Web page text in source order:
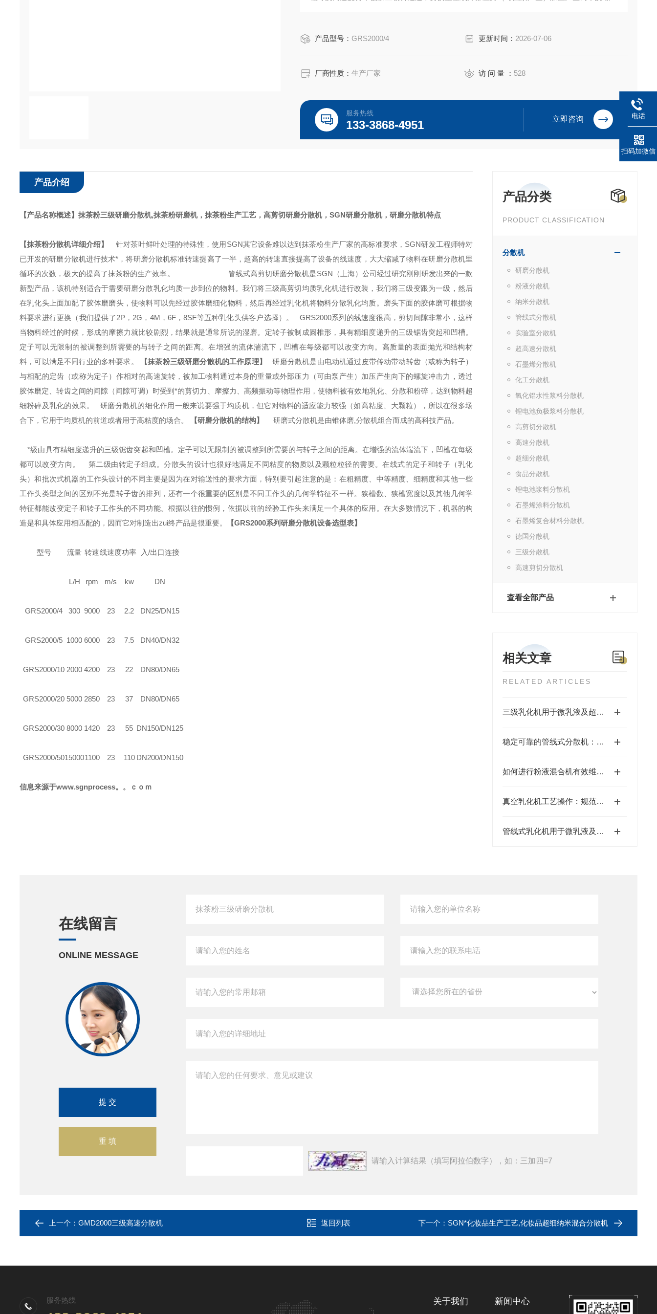
产品型号： GRS2000/4 更新时间： 2026-07-06
厂商性质：生产厂家 访 问 量 ： 528
服务热线
133-3868-4951 立即咨询
产品分类
PRODUCT CLASSIFICATION
分散机
研磨分散机
粉液分散机
纳米分散机
管线式分散机
实验室分散机
超高速分散机
石墨烯分散机
化工分散机
氧化铝水性浆料分散机
锂电池负极浆料分散机
高剪切分散机
高速分散机
超细分散机
食品分散机
锂电池浆料分散机
石墨烯涂料分散机
石墨烯复合材料分散机
德国分散机
三级分散机
高速剪切分散机
查看全部产品
相关文章
RELATED ARTICLES
三级乳化机用于微乳液及超细悬乳液的生产
稳定可靠的管线式分散机：长时间运行的保障
如何进行粉液混合机有效维护和保养的建议
真空乳化机工艺操作：规范流程，解锁高效稳定生产密码
管线式乳化机用于微乳液及超细悬浮液的生产
产品介绍
【产品名称概述】 抹茶粉三级研磨分散机,抹茶粉研磨机，抹茶粉生产工艺，高剪切研磨分散机， SGN研磨分散机，研磨分散机特点
【抹茶粉分散机详细介绍】 针对茶叶鲜叶处理的特殊性，使用 SGN其它设备难以达到抹茶粉生产厂家的高标准要求， SGN研发工程师特对
已开发的研磨分散机进行技术*，将研磨分散机标准转速提高了一半，超高的转速直接提高了设备的线速度，大大缩减了物料在研磨分散机里
循环的次数，极大的提高了抹茶粉的生产效率。
管线式高剪切研磨分散机是SGN （上海）公司经过研究刚刚研发出来的一款
新型产品，该机特别适合于需要研磨分散乳化均质一步到位的物料。我们将三级高剪切均质乳化机进行改装，我们将三级变跟为一级，然后
在乳化头上面加配了胶体磨磨头，使物料可以先经过胶体磨细化物料，然后再经过乳化机将物料分散乳化均质。磨头下面的胶体磨可根据物
料要求进行更换（我们提供了2P，2G，4M，6F，8SF等五种乳化头供客户选择）。
GRS2000系列的线速度很高，剪切间隙非常小，这样
当物料经过的时候，形成的摩擦力就比较剧烈，结果就是通常所说的湿磨。定转子被制成圆椎形，具有精细度递升的三级锯齿突起和凹槽。
定子可以无限制的被调整到所需要的与转子之间的距离。在增强的流体湍流下，凹槽在每级都可以改变方向。高质量的表面抛光和结构材
料，可以满足不同行业的多种要求。
【抹茶粉三级研磨分散机的工作原理】
研磨分散机是由电动机通过皮带传动带动转齿（或称为转子）
与相配的定齿（或称为定子）作相对的高速旋转，被加工物料通过本身的重量或外部压力（可由泵产生）加压产生向下的螺旋冲击力，透过
胶体磨定、转齿之间的间隙（间隙可调）时受到*的剪切力、摩擦力、高频振动等物理作用，使物料被有效地乳化、分散和粉碎，达到物料超
细粉碎及乳化的效果。
研磨分散机的细化作用一般来说要强于均质机，但它对物料的适应能力较强（如高粘度、大颗粒），所以在很多场
合下，它用于均质机的前道或者用于高粘度的场合。
【研磨分散机的结构】 研磨式分散机是由锥体磨,分散机组合而成的高科技产品。
*级由具有精细度递升的三级锯齿突起和凹槽。定子可以无限制的被调整到所需要的与转子之间的距离。在增强的流体湍流下，凹槽在每级
都可以改变方向。
第二级由转定子组成。分散头的设计也很好地满足不同粘度的物质以及颗粒粒径的需要。在线式的定子和转子（乳化
头）和批次式机器的工作头设计的不同主要是因为在对输送性的要求方面，特别要引起注意的是：在粗精度、中等精度、细精度和其他一些
工作头类型之间的区别不光是转子齿的排列，还有一个很重要的区别是不同工作头的几何学特征不一样。狭槽数、狭槽宽度以及其他几何学
特征都能改变定子和转子工作头的不同功能。根据以往的惯例，依据以前的经验工作头来满足一个具体的应用。在大多数情况下，机器的构
造是和具体应用相匹配的，因而它对制造出zui终产品是很重要。
【GRS2000系列研磨分散机设备选型表】
型号 流量
L/H
转速
rpm
线速度
m/s
功率
kw
入/出口连接
DN
GRS2000/4 300 9000 23 2.2 DN25/DN15
GRS2000/5 1000 6000 23 7.5 DN40/DN32
GRS2000/10 2000 4200 23 22 DN80/DN65
GRS2000/20 5000 2850 23 37 DN80/DN65
GRS2000/30 8000 1420 23 55 DN150/DN125
GRS2000/50150001100 23 110 DN200/DN150
信息来源于www.sgnprocess。。ｃｏｍ
在线留言
ONLINE MESSAGE
请输入计算结果（填写阿拉伯数字），如：三加四=7
上一个： GMD2000三级高速分散机 返回列表 下一个： SGN*化妆品生产工艺,化妆品超细纳米混合分散机
服务热线 关于我们 新闻中心
电话
扫码加微信